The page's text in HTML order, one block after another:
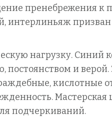
пренебрежения к
интерлиньяж
нагрузку. Синий
постоянством и
кислотные
Мастерская
подчеркиваний.